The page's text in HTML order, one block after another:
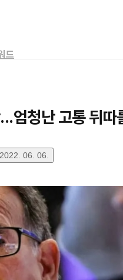
드
엄청난 고통 뒤따
06. 06.